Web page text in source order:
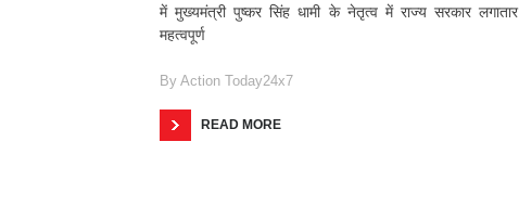
में मुख्यमंत्री पुष्कर सिंह धामी के नेतृत्व में राज्य सरकार लगातार
महत्वपूर्ण
By Action Today24x7
READ MORE